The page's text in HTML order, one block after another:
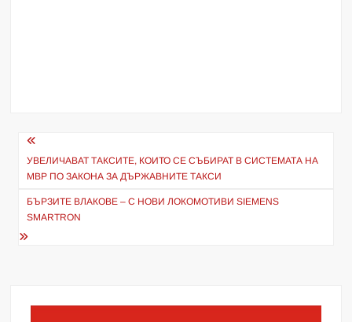
Навигация
УВЕЛИЧАВАТ ТАКСИТЕ, КОИТО СЕ СЪБИРАТ В СИСТЕМАТА НА
МВР ПО ЗАКОНА ЗА ДЪРЖАВНИТЕ ТАКСИ
БЪРЗИТЕ ВЛАКОВЕ – С НОВИ ЛОКОМОТИВИ SIEMENS
SMARTRON